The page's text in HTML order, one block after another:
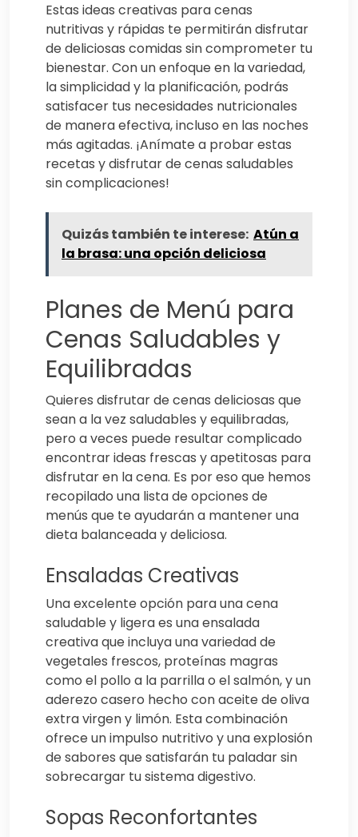
Estas ideas creativas para cenas
nutritivas y rápidas te permitirán disfrutar
de deliciosas comidas sin comprometer tu
bienestar. Con un enfoque en la variedad,
la simplicidad y la planificación, podrás
satisfacer tus necesidades nutricionales
de manera efectiva, incluso en las noches
más agitadas. ¡Anímate a probar estas
recetas y disfrutar de cenas saludables
sin complicaciones!
Quizás también te interese: Atún a
la brasa: una opción deliciosa
Planes de Menú para
Cenas Saludables y
Equilibradas
Quieres disfrutar de cenas deliciosas que
sean a la vez saludables y equilibradas,
pero a veces puede resultar complicado
encontrar ideas frescas y apetitosas para
disfrutar en la cena. Es por eso que hemos
recopilado una lista de opciones de
menús que te ayudarán a mantener una
dieta balanceada y deliciosa.
Ensaladas Creativas
Una excelente opción para una cena
saludable y ligera es una ensalada
creativa que incluya una variedad de
vegetales frescos, proteínas magras
como el pollo a la parrilla o el salmón, y un
aderezo casero hecho con aceite de oliva
extra virgen y limón. Esta combinación
ofrece un impulso nutritivo y una explosión
de sabores que satisfarán tu paladar sin
sobrecargar tu sistema digestivo.
Sopas Reconfortantes